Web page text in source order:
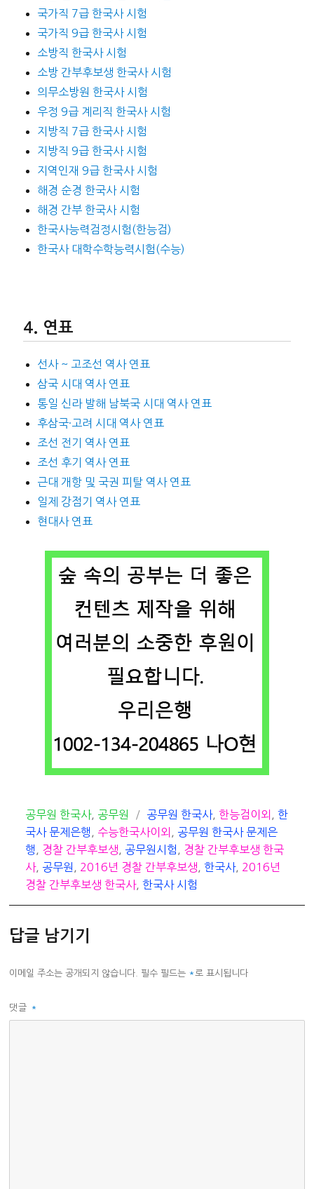
국가직 7급 한국사 시험
국가직 9급 한국사 시험
소방직 한국사 시험
소방 간부후보생 한국사 시험
의무소방원 한국사 시험
우정 9급 계리직 한국사 시험
지방직 7급 한국사 시험
지방직 9급 한국사 시험
지역인재 9급 한국사 시험
해경 순경 한국사 시험
해경 간부 한국사 시험
한국사능력검정시험(한능검)
한국사 대학수학능력시험(수능)
연표
선사 ~ 고조선 역사 연표
삼국 시대 역사 연표
통일 신라 발해 남북국 시대 역사 연표
후삼국·고려 시대 역사 연표
조선 전기 역사 연표
조선 후기 역사 연표
근대 개항 및 국권 피탈 역사 연표
일제 강점기 역사 연표
현대사 연표
카
테
고
리
공무원 한국사, 공무원
태
그
공무원 한국사, 한능검이외
한
국사 문제은행
수능한국사이외
공무원 한국사 문제은
행
경찰 간부후보생 공무원시험
경찰 간부후보생 한국
사, 공무원 2016년 경찰 간부후보생 ,한국사, 2016년
경찰 간부후보생 한국사,한국사 시험
답글 남기기
이메일 주소는 공개되지 않습니다. 필수 필드는 *로 표시됩니다
댓글 *